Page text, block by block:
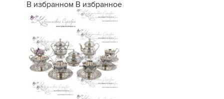
В избранном В избранное